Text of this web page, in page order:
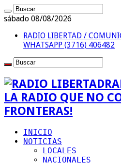
sábado 08/08/2026
RADIO LIBERTAD /
WHATSAPP (3716) 406482
LA RADIO QUE NO
FRONTERAS!
INICIO
NOTICIAS
LOCALES
NACIONALES